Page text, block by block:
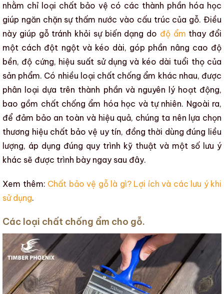
nhằm chỉ loại chất bảo vệ có các thành phần hóa học
giúp ngăn chặn sự thấm nước vào cấu trúc của gỗ. Điều
này giúp gỗ tránh khỏi sự biến dạng do độ ẩm thay đổi
một cách đột ngột và kéo dài, góp phần nâng cao độ
bền, độ cứng, hiệu suất sử dụng và kéo dài tuổi thọ của
sản phẩm. Có nhiều loại chất chống ẩm khác nhau, được
phân loại dựa trên thành phần và nguyên lý hoạt động,
bao gồm chất chống ẩm hóa học và tự nhiên. Ngoài ra,
để đảm bảo an toàn và hiệu quả, chúng ta nên lựa chọn
thương hiệu chất bảo vệ uy tín, đồng thời dùng đúng liều
lượng, áp dụng đúng quy trình kỹ thuật và một số lưu ý
khác sẽ được trình bày ngay sau đây.
Xem thêm: Chất bảo vệ gỗ là gì? Lợi ích và các lưu ý khi
sử dụng.
Các loại chất chống ẩm cho gỗ.